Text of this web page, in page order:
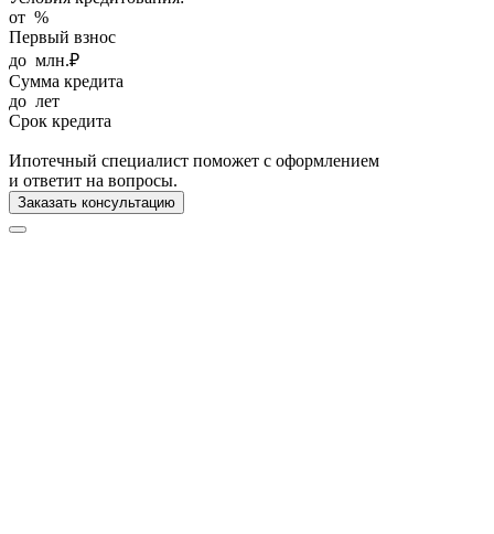
от %
Первый взнос
до млн.₽
Сумма кредита
до лет
Срок кредита
Ипотечный специалист поможет с оформлением
и ответит на вопросы.
Заказать консультацию